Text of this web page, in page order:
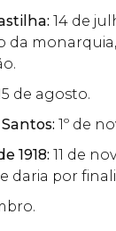
14 de
da
de agosto.
1º de
1918: 11 de
daria por